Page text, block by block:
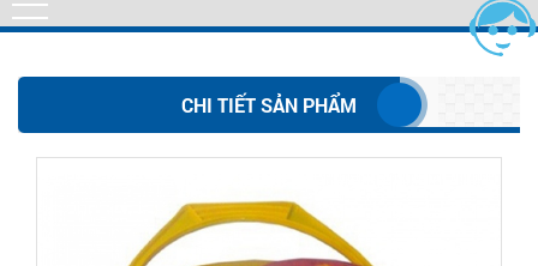
CHI TIẾT SẢN PHẨM